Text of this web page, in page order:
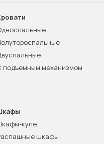
подъемным механизмом
купе
шкафы